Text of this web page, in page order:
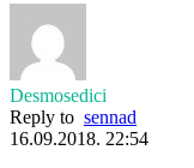
Desmosedici
Reply to sennad
16.09.2018. 22:54